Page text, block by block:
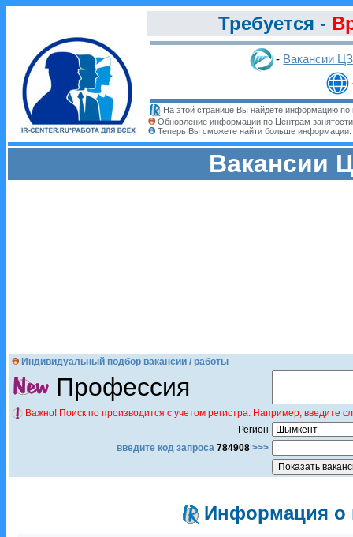
Требуется -
- Вакансии
На этой странице Вы найдете информацию по
Обновление информации по Центрам
Теперь Вы сможете найти больше информации.
Вакансии
Индивидуальный подбор вакансии / работы
Профессия
Важно! Поиск по производится с учетом регистра. Например,
Регион
введите код запроса 784908 >>>
Информация о